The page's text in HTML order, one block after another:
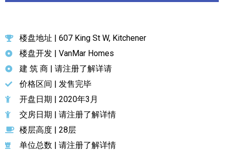
楼盘地址 | 607 King St W, Kitchener
楼盘开发 | VanMar Homes
建 筑 商 | 请注册了解详请
价格区间 | 发售完毕
开盘日期 | 2020年3月
交房日期 | 请注册了解详情
楼层高度 | 28层
单位总数 | 请注册了解详情